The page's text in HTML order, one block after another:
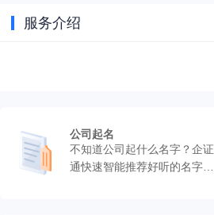
服务介绍
公司起名
不知道公司起什么名字？企证
通快速智能推荐好听的名字，